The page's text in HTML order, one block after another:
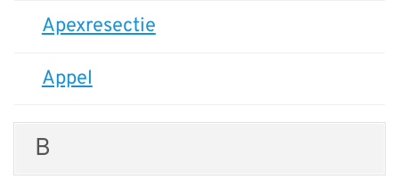
Apexresectie
Appel
B